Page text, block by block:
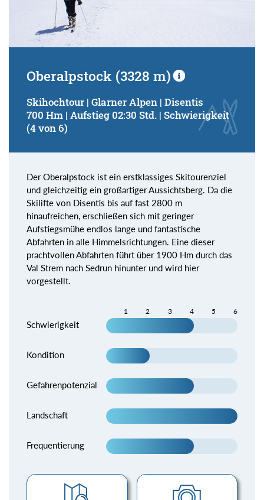
Oberalpstock (3328 m)
Skihochtour | Glarner Alpen | Disentis
700 Hm | Aufstieg 02:30 Std. | Schwierigkeit
(4 von 6)
Der Oberalpstock ist ein erstklassiges Skitourenziel
und gleichzeitig ein großartiger Aussichtsberg. Da die
Skilifte von Disentis bis auf fast 2800 m
hinaufreichen, erschließen sich mit geringer
Aufstiegsmühe endlos lange und fantastische
Abfahrten in alle Himmelsrichtungen. Eine dieser
prachtvollen Abfahrten führt über 1900 Hm durch das
Val Strem nach Sedrun hinunter und wird hier
vorgestellt.
1 2 3 4 5 6
Schwierigkeit
Kondition
Gefahrenpotenzial
Landschaft
Frequentierung